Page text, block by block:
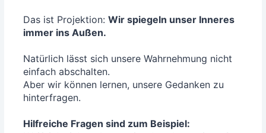
Das ist Pro­jek­ti­on:Wir spie­geln unser Inne­res
immer ins Außen.
Natür­lich lässt sich unse­re Wahr­neh­mung nicht
ein­fach abschal­ten.
Aber wir kön­nen ler­nen, unse­re Gedan­ken zu
hin­ter­fra­gen.
Hilf­rei­che Fra­gen sind zum Bei­spiel: